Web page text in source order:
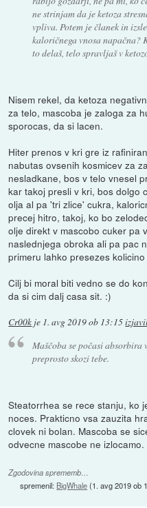
ne strinjam da je ketoza
vpliva. Potem je članek in
kaloričnega vnosa
to delaš, telo spravljaš v
Nisem rekel, da ketoza
za telo, mascoba je zaloga za
sporocas, da si lacen.
Hiter prenos v kri gre iz
nabutas ovsenih kosmicev za
nesladkane, bos v telo vnesel
kar takoj presli v kri, bos dolgo
olja al pa 'tri zlice' cukra,
precej hitro, takoj, ko bo
olje direkt v mascobo cuker pa
naslednjega obroka ali pa pac
primeru lahko presezes
Cilj bi moral biti vedno se do
da si cim dalj casa sit. :)
Cr00k je 1. avg 2019 ob 13:15
Maščoba se počasi absorbira
preprosto skozi tebe.
Steatorrhea se rece stanju, ko
noces. Prakticno vsa zauzita
clovek ni bolan. Mascoba se
odvecne mascobe ne izlocamo.
Zgodovina sprememb…
spremenil: BigWhale(1. avg 2019 ob